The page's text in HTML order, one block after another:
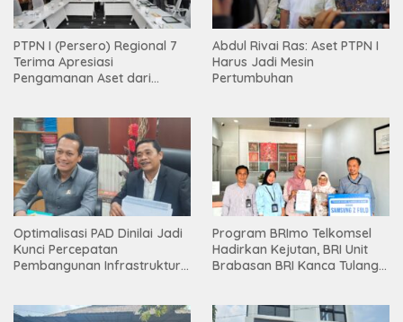
PTPN I (Persero) Regional 7
Terima Apresiasi
Pengamanan Aset dari
Abdul Rivai Ras: Aset PTPN I
Harus Jadi Mesin
Pertumbuhan
Optimalisasi PAD Dinilai Jadi
Kunci Percepatan
Pembangunan Infrastruktur
Program BRImo Telkomsel
Hadirkan Kejutan, BRI Unit
Brabasan BRI Kanca Tulang
Mesuji